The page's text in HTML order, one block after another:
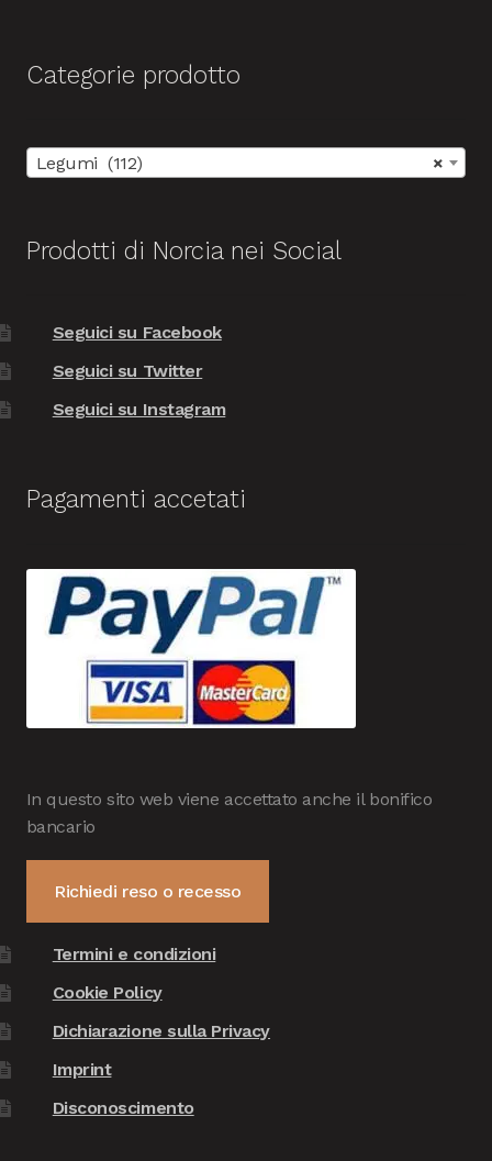
Categorie prodotto
×
Legumi (112)
Prodotti di Norcia nei Social
Seguici su Facebook
Seguici su Twitter
Seguici su Instagram
Pagamenti accetati
In questo sito web viene accettato anche il bonifico
bancario
Richiedi reso o recesso
Termini e condizioni
Cookie Policy
Dichiarazione sulla Privacy
Imprint
Disconoscimento